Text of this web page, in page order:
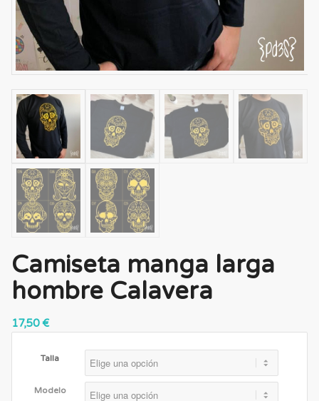
Camiseta manga larga
hombre Calavera
17,50€
Talla
Modelo